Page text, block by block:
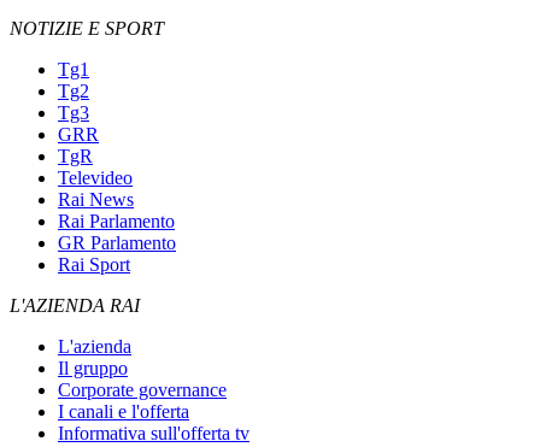
NOTIZIE E SPORT
Tg1
Tg2
Tg3
GRR
TgR
Televideo
Rai News
Rai Parlamento
GR Parlamento
Rai Sport
L'AZIENDA RAI
L'azienda
Il gruppo
Corporate governance
I canali e l'offerta
Informativa sull'offerta tv